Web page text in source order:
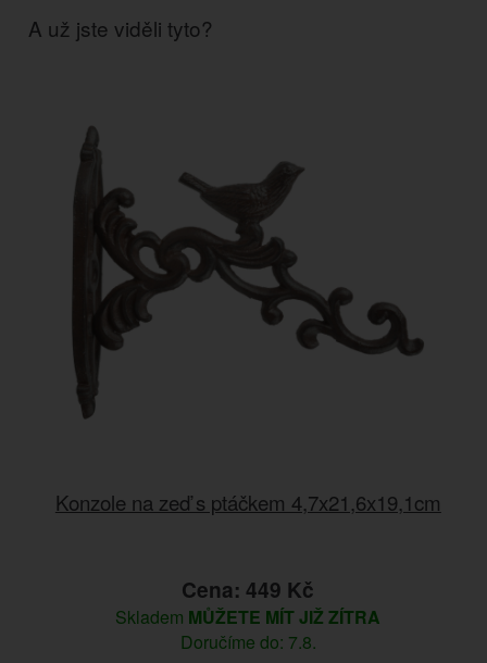
A už jste viděli tyto?
Konzole na zeď s ptáčkem 4,7x21,6x19,1cm
Cena: 449 Kč
Skladem MŮŽETE MÍT JIŽ ZÍTRA
Doručíme do: 7.8.